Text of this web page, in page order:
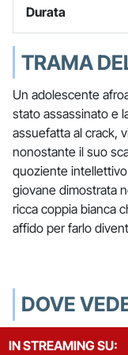
Durata
TRAMA
Un adolescente
stato assassinato e
assuefatta al crack,
nonostante il suo
quoziente
giovane dimostrata
ricca coppia bianca
affido per farlo
DOVE
IN STREAMING SU: